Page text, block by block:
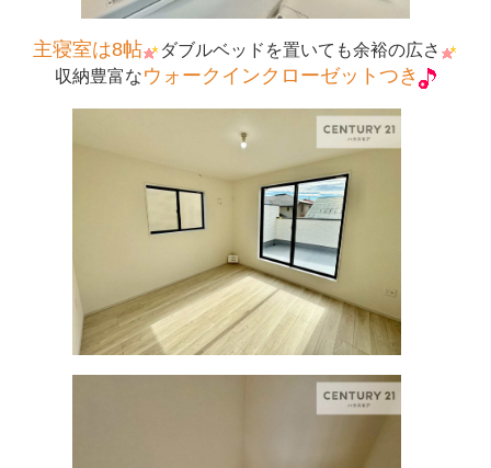
主寝室は8帖
ダブルベッドを置いても余裕の広さ
収納豊富なウォークインクローゼットつき